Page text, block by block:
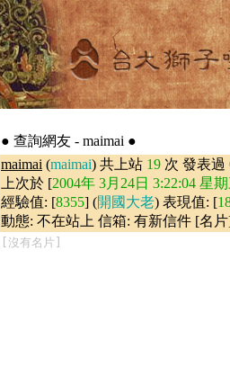
● 查詢網友 - maimai ●
maimai (maimai) 共上站 19 次 發表過
上次於 [2004年 3月24日 3:22:04 星
經驗值: [8355] (開國大老) 表現值: [
動態: 不在站上 信箱: 有新信件 [名
[沒有名片]